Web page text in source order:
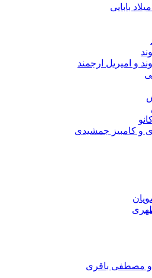
بابایی
و امیریل ارجمند
و کامبیز جمشیدی
و مصطفی باقری